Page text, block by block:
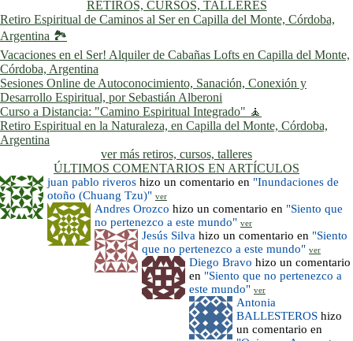
RETIROS, CURSOS, TALLERES
Retiro Espiritual de Caminos al Ser en Capilla del Monte, Córdoba,
Argentina 🏞️
Vacaciones en el Ser! Alquiler de Cabañas Lofts en Capilla del Monte,
Córdoba, Argentina
Sesiones Online de Autoconocimiento, Sanación, Conexión y
Desarrollo Espiritual, por Sebastián Alberoni
Curso a Distancia: "Camino Espiritual Integrado" 🧘
Retiro Espiritual en la Naturaleza, en Capilla del Monte, Córdoba,
Argentina
ver más retiros, cursos, talleres
ÚLTIMOS COMENTARIOS EN ARTÍCULOS
juan pablo riveros hizo un comentario en "Inundaciones de
otoño (Chuang Tzu)" ver
Andres Orozco hizo un comentario en "Siento que
no pertenezco a este mundo" ver
Jesús Silva hizo un comentario en "Siento
que no pertenezco a este mundo" ver
Diego Bravo hizo un comentario
en "Siento que no pertenezco a
este mundo" ver
Antonia
BALLESTEROS hizo
un comentario en